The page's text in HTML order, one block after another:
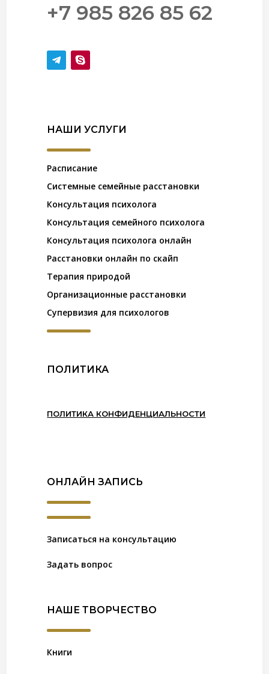
+7 985 826 85 62
НАШИ УСЛУГИ
Расписание
Системные семейные расстановки
Консультация психолога
Консультация семейного психолога
Консультация психолога онлайн
Расстановки онлайн по скайп
Терапия природой
Организационные расстановки
Супервизия для психологов
ПОЛИТИКА
ПОЛИТИКА КОНФИДЕНЦИАЛЬНОСТИ
ОНЛАЙН ЗАПИСЬ
Записаться на консультацию
Задать вопрос
НАШЕ ТВОРЧЕСТВО
Книги